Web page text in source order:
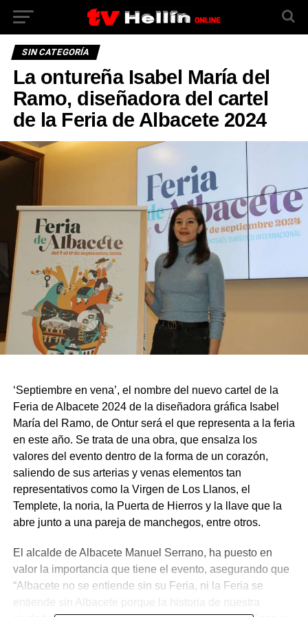
SIN CATEGORÍA
La ontureña Isabel María del
Ramo, diseñadora del cartel
de la Feria de Albacete 2024
‘Septiembre en vena’, el nombre del nuevo cartel de la
Feria de Albacete 2024 de la diseñadora gráfica Isabel
María del Ramo, de Ontur será el que representa a la feria
en este año. Se trata de una obra, que ensalza los
valores del evento dentro de la forma de un corazón,
saliendo de sus arterias y venas elementos tan
representativos como la Virgen de Los Llanos, el
Templete, la noria, la Puerta de Hierros y la llave que la
abre junto a una pareja de manchegos, entre otros.
El alcalde de Albacete Manuel Serrano, ha puesto en
valor la importancia que tiene el evento, asegurando que
“Albacete no se entiende sin su Feria, ni la Feria se